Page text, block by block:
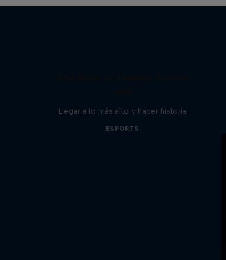
Llegar a lo más alto y hacer historia
ESPORTS